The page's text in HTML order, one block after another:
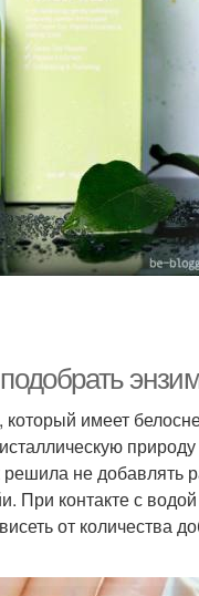
имеет
решила не
При контакте с
от количества